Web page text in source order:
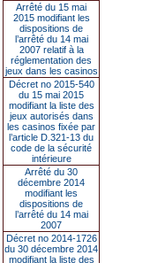
Arrêté du 15 mai
2015 modifiant les
dispositions de
l’arrêté du 14 mai
2007 relatif à la
réglementation des
jeux dans les casinos
Décret no 2015-540
du 15 mai 2015
modifiant la liste des
jeux autorisés dans
les casinos fixée par
l’article D.321-13 du
code de la sécurité
intérieure
Arrêté du 30
décembre 2014
modifiant les
dispositions de
l’arrêté du 14 mai
2007
Décret no 2014-1726
du 30 décembre 2014
modifiant la liste des